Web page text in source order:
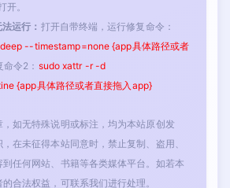
开。
运行： 打开自带终端，运行修复命令：
--timestamp=none {app具体路径或者
令2： sudo xattr -r -d
{app具体路径或者直接拖入app}
如无特殊说明或标注，均为本站原创发
在未征得本站同意时，禁止复制、盗用、
任何网站、书籍等各类媒体平台。如若本
合法权益，可联系我们进行处理。